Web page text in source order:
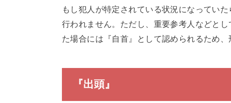
もし犯人が特定されている状況になってい
行われません。ただし、重要参考人などと
た場合には『自首』として認められるため、
『出頭』